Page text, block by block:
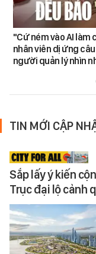
"Cứ ném vào AI làm
nhân viên dị ứng
người quản lý nhìn
TIN MỚI CẬP
Sắp lấy ý kiến
Trục đại lộ cảnh